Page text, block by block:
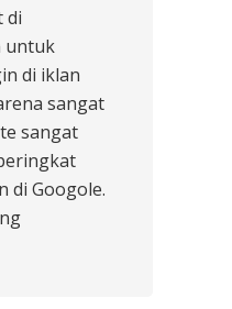
di
untuk
di iklan
sangat
sangat
di Googole.